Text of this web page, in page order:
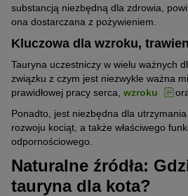
substancją niezbędną dla zdrowia,
ona dostarczana z pożywieniem.
Kluczowa dla wzroku,
Tauryna uczestniczy w wielu ważnych
związku z czym jest niezwykle ważna
prawidłowej pracy serca, wzroku
Ponadto, jest niezbędna dla utrzymania
rozwoju kociąt, a także właściwego
odpornościowego.
Naturalne źródła:
tauryna dla kota?